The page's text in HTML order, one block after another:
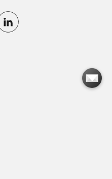
menej náročných i
zjazdoviek,
v tesnej blízkosti vlekov